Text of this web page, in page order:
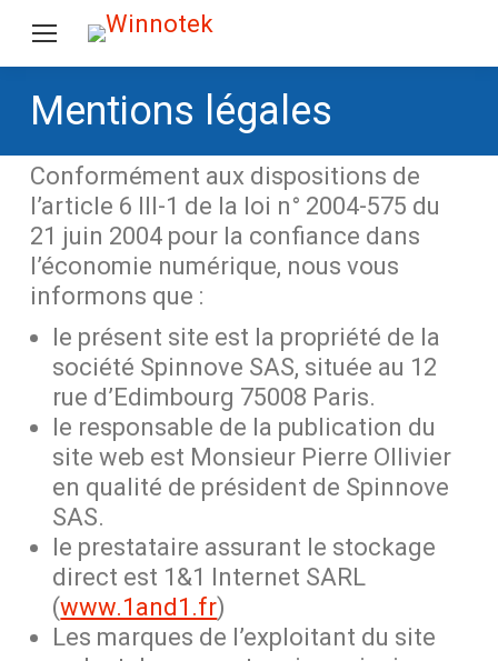
Mentions légales
Conformément aux dispositions de
l’article 6 III-1 de la loi n° 2004-575 du
21 juin 2004 pour la confiance dans
l’économie numérique, nous vous
informons que :
le présent site est la propriété de la
société Spinnove SAS, située au 12
rue d’Edimbourg 75008 Paris.
le responsable de la publication du
site web est Monsieur Pierre Ollivier
en qualité de président de Spinnove
SAS.
le prestataire assurant le stockage
direct est 1&1 Internet SARL
(www.1and1.fr)
Les marques de l’exploitant du site